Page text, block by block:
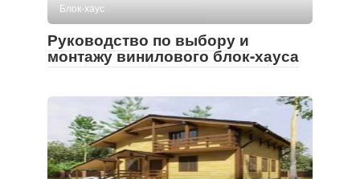
Блок-хаус
Руководство по выбору и
монтажу винилового блок-хауса